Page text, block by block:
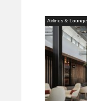
Airlines & Lounge